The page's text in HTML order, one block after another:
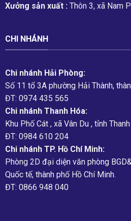
Xưởng sản xuất :Thôn 3, xã Nam
CHI NHÁNH
Chi nhánh Hải Phòng:
Số 11 tổ 3A phường Hải Thành,
ĐT: 0974 435 565
Chi nhánh Thanh Hóa:
Khu Phố Cát , xã Vân Du , tỉnh
ĐT: 0984 610 204
Chi nhánh TP. Hồ Chí Minh:
Phòng 2D đại diện văn phòng
Quốc tế, thành phố Hồ Chí Minh.
ĐT: 0866 948 040